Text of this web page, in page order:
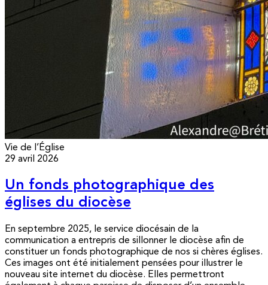
Vie de l’Église
29 avril 2026
Un fonds photographique des
églises du diocèse
En septembre 2025, le service diocésain de la
communication a entrepris de sillonner le diocèse afin de
constituer un fonds photographique de nos si chères églises.
Ces images ont été initialement pensées pour illustrer le
nouveau site internet du diocèse. Elles permettront